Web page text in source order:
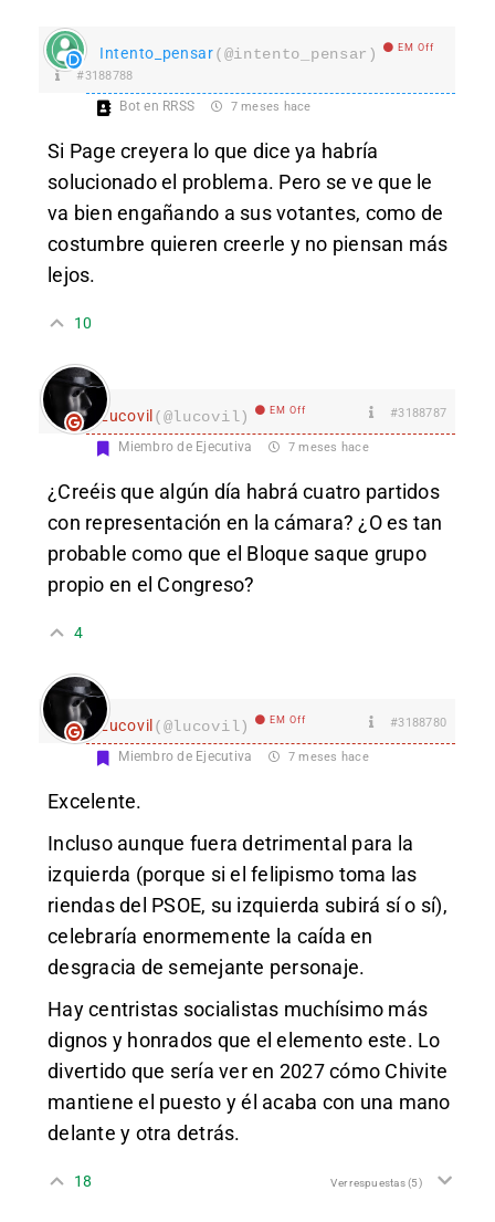
Intento_pensar(@intento_pensar) EM Off
#3188788
Bot en RRSS 7 meses hace
Si Page creyera lo que dice ya habría
solucionado el problema. Pero se ve que le
va bien engañando a sus votantes, como de
costumbre quieren creerle y no piensan más
lejos.
10
Lucovil (@lucovil) EM Off #3188787
Miembro de Ejecutiva 7 meses hace
¿Creéis que algún día habrá cuatro partidos
con representación en la cámara? ¿O es tan
probable como que el Bloque saque grupo
propio en el Congreso?
4
Lucovil (@lucovil) EM Off #3188780
Miembro de Ejecutiva 7 meses hace
Excelente.
Incluso aunque fuera detrimental para la
izquierda (porque si el felipismo toma las
riendas del PSOE, su izquierda subirá sí o sí),
celebraría enormemente la caída en
desgracia de semejante personaje.
Hay centristas socialistas muchísimo más
dignos y honrados que el elemento este. Lo
divertido que sería ver en 2027 cómo Chivite
mantiene el puesto y él acaba con una mano
delante y otra detrás.
18 Ver respuestas(5)